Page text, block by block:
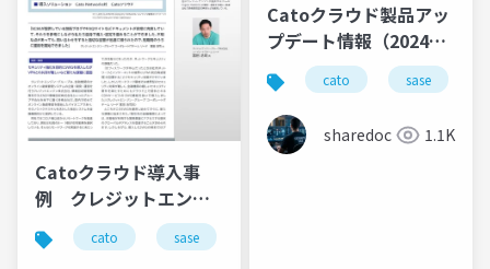
Catoクラウド導入事
例 クレジットエンジ
ン・グループ株式会社
様
cato sase
Catoクラウド製品アッ
プデート情報（2024年
9月版）cato sase
sharedoc 1.1K